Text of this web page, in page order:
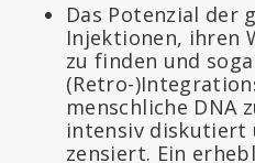
Das Potenzial der
Injektionen, ihren
zu finden und
(Retro-
menschliche DNA
intensiv diskutiert
zensiert. Ein